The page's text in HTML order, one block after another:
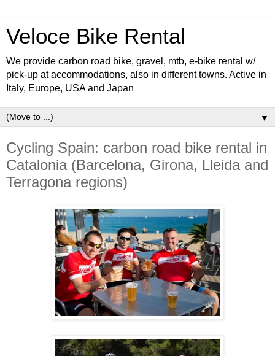
Veloce Bike Rental
We provide carbon road bike, gravel, mtb, e-bike rental w/
pick-up at accommodations, also in different towns. Active in
Italy, Europe, USA and Japan
▼
Cycling Spain: carbon road bike rental in
Catalonia (Barcelona, Girona, Lleida and
Terragona regions)